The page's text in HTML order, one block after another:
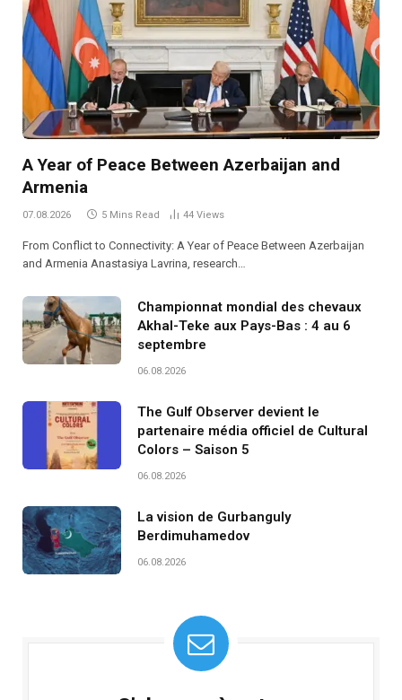
A Year of Peace Between Azerbaijan and
Armenia
07.08.2026 5 Mins Read 44 Views
From Conflict to Connectivity: A Year of Peace Between Azerbaijan
and Armenia Anastasiya Lavrina, research…
Championnat mondial des chevaux
Akhal-Teke aux Pays-Bas : 4 au 6
septembre
06.08.2026
The Gulf Observer devient le
partenaire média officiel de Cultural
Colors – Saison 5
06.08.2026
La vision de Gurbanguly
Berdimuhamedov
06.08.2026